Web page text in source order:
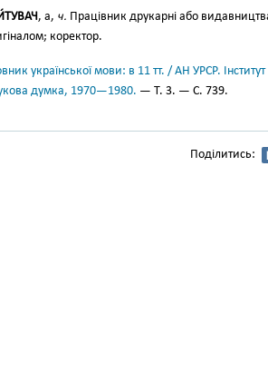
, а, ч. Працівник друкарні або
коректор.
української мови: в 11 тт. / АН УРСР.
думка, 1970—1980. — Т. 3. — С. 739.
Поділитись: